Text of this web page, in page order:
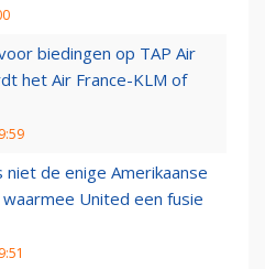
biedingen op TAP Air
het Air France-KLM of
niet de enige Amerikaanse
United een fusie